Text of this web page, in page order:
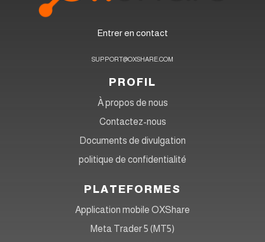
Entrer en contact
SUPPORT@OXSHARE.COM
PROFIL
À propos de nous
Contactez-nous
Documents de divulgation
politique de confidentialité
PLATEFORMES
Application mobile OXShare
Meta Trader 5 (MT5)